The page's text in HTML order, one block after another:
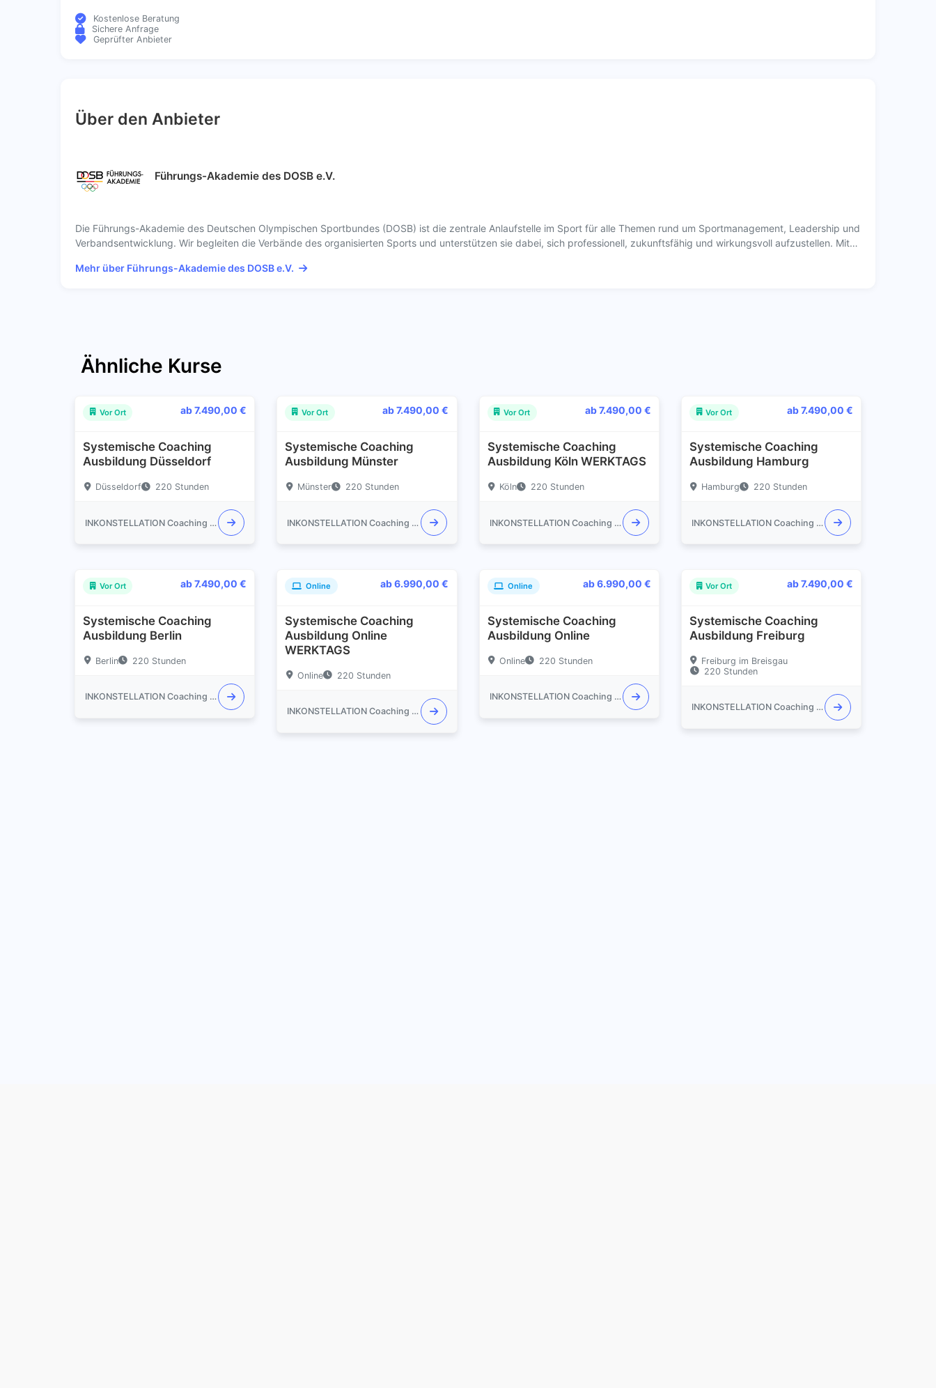
Kostenlose Beratung
Sichere Anfrage
Geprüfter Anbieter
Über den Anbieter
Führungs-Akademie des DOSB e.V.
Die Führungs-Akademie des Deutschen Olympischen Sportbundes (DOSB) ist die zentrale Anlaufstelle im Sport für alle Themen rund um Sportmanagement, Leadership und
Verbandsentwicklung. Wir begleiten die Verbände des organisierten Sports und unterstützen sie dabei, sich professionell, zukunftsfähig und wirkungsvoll aufzustellen. Mit…
Mehr über Führungs-Akademie des DOSB e.V.
Ähnliche Kurse
Vor Ort ab 7.490,00 €
Systemische Coaching
Ausbildung Düsseldorf
Düsseldorf 220 Stunden
INKONSTELLATION Coaching Akademie
Vor Ort ab 7.490,00 €
Systemische Coaching
Ausbildung Münster
Münster 220 Stunden
INKONSTELLATION Coaching Akademie
Vor Ort ab 7.490,00 €
Systemische Coaching
Ausbildung Köln WERKTAGS
Köln 220 Stunden
INKONSTELLATION Coaching Akademie
Vor Ort ab 7.490,00 €
Systemische Coaching
Ausbildung Hamburg
Hamburg 220 Stunden
INKONSTELLATION Coaching Akademie
Vor Ort ab 7.490,00 €
Systemische Coaching
Ausbildung Berlin
Berlin 220 Stunden
INKONSTELLATION Coaching Akademie
Online ab 6.990,00 €
Systemische Coaching
Ausbildung Online
WERKTAGS
Online 220 Stunden
INKONSTELLATION Coaching Akademie
Online ab 6.990,00 €
Systemische Coaching
Ausbildung Online
Online 220 Stunden
INKONSTELLATION Coaching Akademie
Vor Ort ab 7.490,00 €
Systemische Coaching
Ausbildung Freiburg
Freiburg im Breisgau
220 Stunden
INKONSTELLATION Coaching Akademie